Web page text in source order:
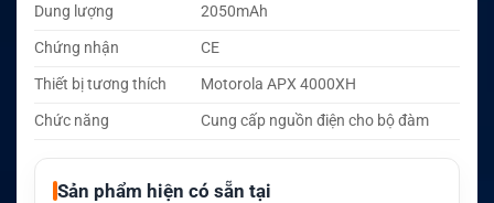
Dung lượng
2050mAh
Chứng nhận
CE
Thiết bị tương thích
Motorola APX 4000XH
Chức năng
Cung cấp nguồn điện cho bộ đàm
Sản phẩm hiện có sẵn tại